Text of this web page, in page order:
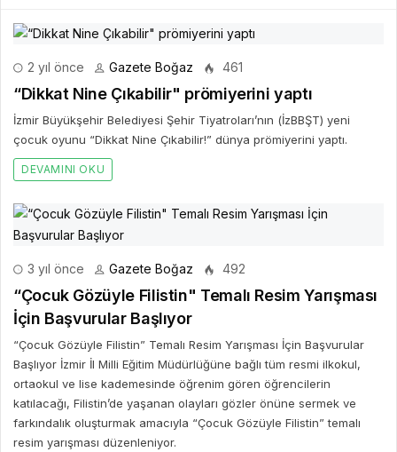
2 yıl önce Gazete Boğaz 461
“Dikkat Nine Çıkabilir" prömiyerini yaptı
İzmir Büyükşehir Belediyesi Şehir Tiyatroları’nın (İzBBŞT) yeni
çocuk oyunu “Dikkat Nine Çıkabilir!” dünya prömiyerini yaptı.
DEVAMINI OKU
3 yıl önce Gazete Boğaz 492
“Çocuk Gözüyle Filistin" Temalı Resim Yarışması
İçin Başvurular Başlıyor
“Çocuk Gözüyle Filistin” Temalı Resim Yarışması İçin Başvurular
Başlıyor İzmir İl Milli Eğitim Müdürlüğüne bağlı tüm resmi ilkokul,
ortaokul ve lise kademesinde öğrenim gören öğrencilerin
katılacağı, Filistin’de yaşanan olayları gözler önüne sermek ve
farkındalık oluşturmak amacıyla “Çocuk Gözüyle Filistin” temalı
resim yarışması düzenleniyor.